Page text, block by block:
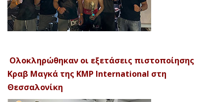
Ολοκληρώθηκαν οι εξετάσεις πιστοποίησης
Κραβ Μαγκά της KMP International στη
Θεσσαλονίκη